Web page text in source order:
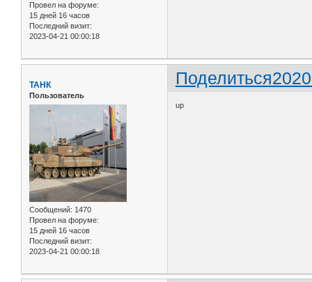
Провел на форуме:
15 дней 16 часов
Последний визит:
2023-04-21 00:00:18
Поделиться
ТАНК
Пользователь
Сообщений: 1470
Провел на форуме:
15 дней 16 часов
Последний визит:
2023-04-21 00:00:18
up